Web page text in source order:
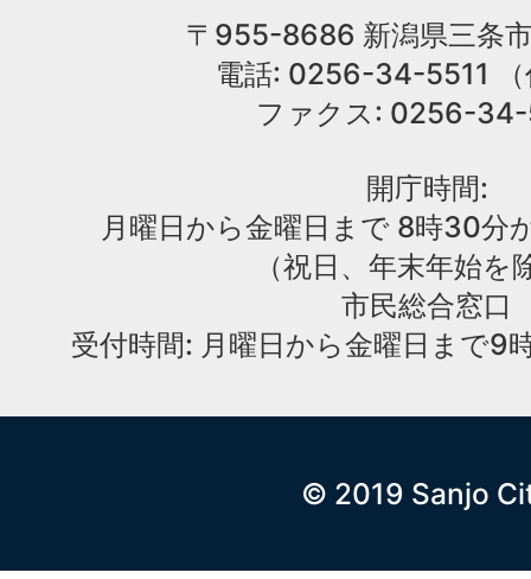
〒955-8686 新潟県三条
電話: 0256-34-5511
ファクス: 0256-
開庁時間:
月曜日から金曜日まで 8時30分
（祝日、年末年始を
市民総合窓口
受付時間: 月曜日から金曜日まで9
© 2019 Sanjo